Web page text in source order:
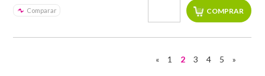
Comparar
« 1 2 3 4 5 »